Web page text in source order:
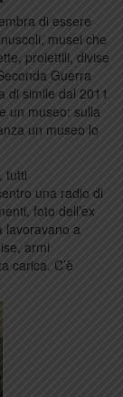
di essere
musei che
proiettili, divise
Guerra
di simile dal 2011
un museo: sulla
un museo lo
tutti
una radio di
foto dell’ex
lavoravano a
armi
carica. C’è